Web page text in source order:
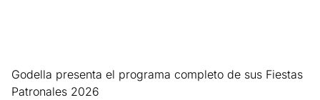
Godella presenta el programa completo de sus Fiestas
Patronales 2026